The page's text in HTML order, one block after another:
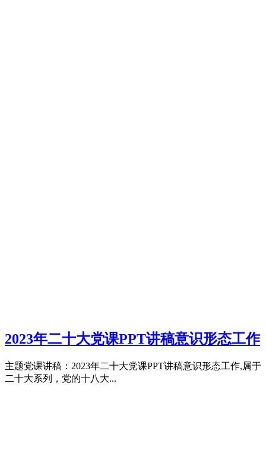
2023年二十大党课PPT讲稿意识形态工作
主题党课讲稿：2023年二十大党课PPT讲稿意识形态工作,属于
二十大系列，党的十八大...